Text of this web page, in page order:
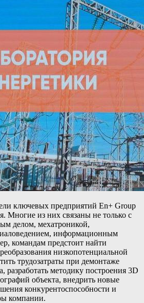
ключевых предприятий En+ Group
Многие из них связаны не только с
делом, мехатроникой,
информационным
командам предстоит найти
низкопотенциальной
трудозатраты при демонтаже
разработать методику построения 3D
объекта, внедрить новые
конкурентоспособности и
компании.